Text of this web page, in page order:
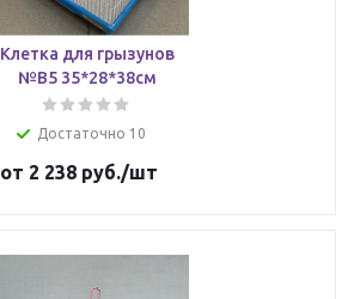
Клетка для грызунов
№В5 35*28*38см
Достаточно 10
от 2 238 руб./шт